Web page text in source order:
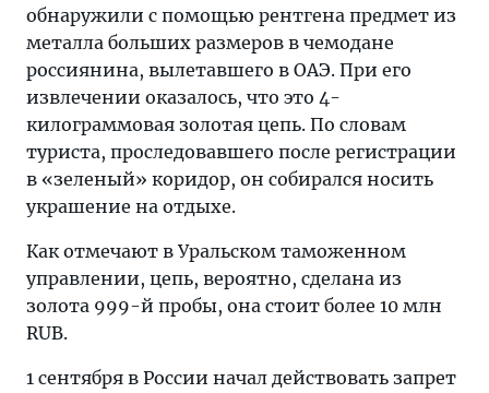
обнаружили c помощью рентгена предмет из
металла больших размеров в чемодане
россиянина, вылетавшего в ОАЭ. При его
извлечении оказалось, что это 4-
килограммовая золотая цепь. По словам
туриста, проследовавшего после регистрации
в «зеленый» коридор, он собирался носить
украшение на отдыхе.
Как отмечают в Уральском таможенном
управлении, цепь, вероятно, сделана из
золота 999-й пробы, она стоит более 10 млн
RUB.
1 сентября в России начал действовать запрет